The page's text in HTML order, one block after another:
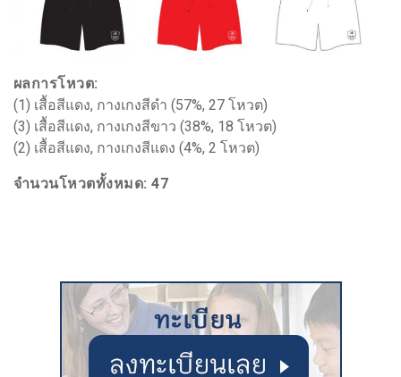
ผลการโหวต:
(1) เสื้อสีแดง, กางเกงสีดำ (57%, 27 โหวต)
(3) เสื้อสีแดง, กางเกงสีขาว (38%, 18 โหวต)
(2) เสื้อสีแดง, กางเกงสีแดง (4%, 2 โหวต)
จำนวนโหวตทั้งหมด: 47